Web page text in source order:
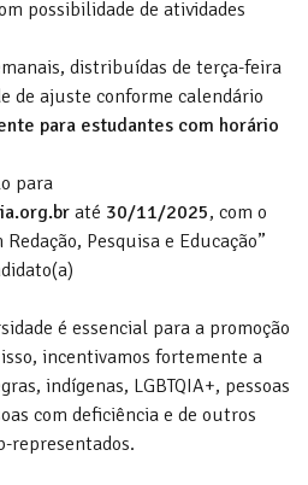
possibilidade de atividades
distribuídas de terça-feira
de ajuste conforme calendário
para estudantes com horário
para
até 30/11/2025, com o
Pesquisa e Educação”
é essencial para a promoção
incentivamos fortemente a
indígenas, LGBTQIA+, pessoas
com deficiência e de outros
representados.